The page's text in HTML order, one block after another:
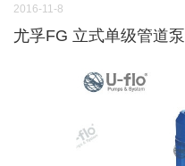
2016-11-8
尤孚FG 立式单级管道泵